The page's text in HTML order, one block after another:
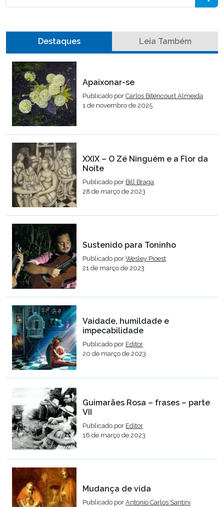
Destaques Leia Também
Apaixonar-se
Publicado porCarlos Bitencourt Almeida
1 de novembro de 2025
XXIX – O Zé Ninguém e a Flor da
Noite
Publicado por Bill Braga
28 de março de 2023
Sustenido para Toninho
Publicado porWesley Pioest
21 de março de 2023
Vaidade, humildade e
impecabilidade
Publicado por Editor
20 de março de 2023
Guimarães Rosa – frases – parte
VII
Publicado por Editor
16 de março de 2023
Mudança de vida
Publicado porAntonio Carlos Santini